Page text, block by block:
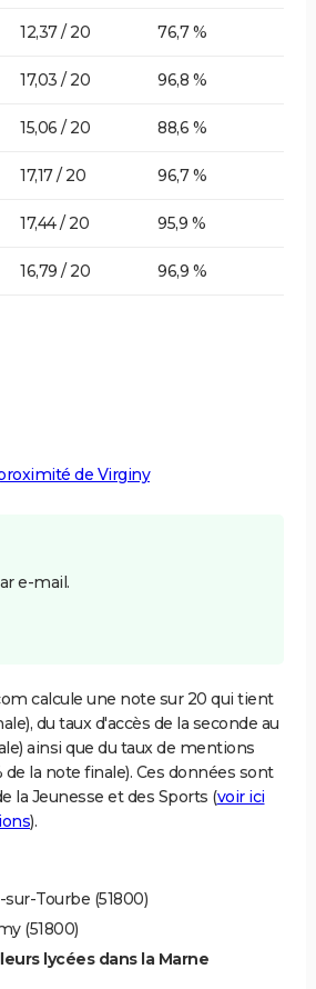
12,37 / 20 76,7 %
17,03 / 20 96,8 %
15,06 / 20 88,6 %
17,17 / 20 96,7 %
17,44 / 20 95,9 %
16,79 / 20 96,9 %
de Virginy
e-mail.
calcule une note sur 20 qui tient
du taux d'accès de la seconde au
ainsi que du taux de mentions
la note finale). Ces données sont
la Jeunesse et des Sports (voir ici
).
sur-Tourbe (51800)
(51800)
lycées dans la Marne